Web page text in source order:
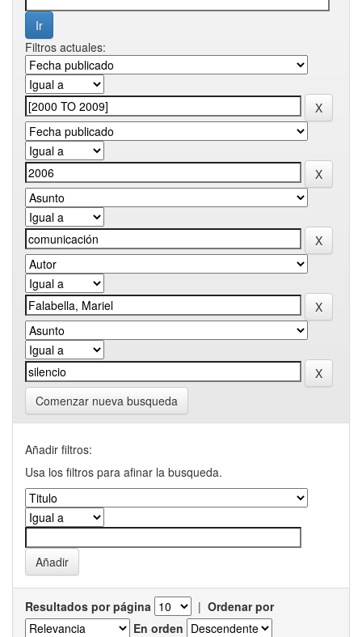
Filtros actuales:
Comenzar nueva busqueda
Añadir filtros:
Usa los filtros para afinar la busqueda.
Resultados por página | Ordenar por
En orden